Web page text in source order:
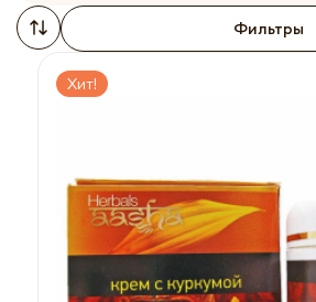
Фильтры
Хит!